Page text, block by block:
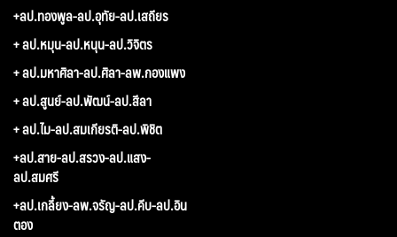
+ลป.ทองพูล-ลป.อุทัย-ลป.เสถียร
+ ลป.หมุน-ลป.หนุน-ลป.วิจิตร
+ ลป.มหาศิลา-ลป.ศิลา-ลพ.กองแพง
+ ลป.สูนย์-ลป.พัฒน์-ลป.สีลา
+ ลป.ไม-ลป.สมเกียรติ-ลป.พิชิต
+ลป.สาย-ลป.สรวง-ลป.แสง-
ลป.สมศรี
+ลป.เกลี้ยง-ลพ.จรัญ-ลป.คีบ-ลป.อิน
ตอง